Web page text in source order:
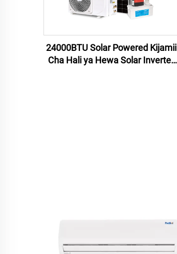
24000BTU Solar Powered Kijamii
Cha Hali ya Hewa Solar Inverter